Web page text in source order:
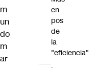
m
un
do
m
ar
en
pos
de
la
"eficiencia"